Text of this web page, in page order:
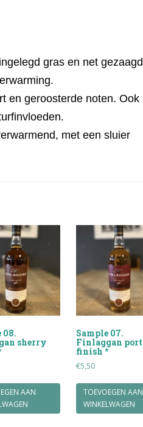
gras en net gezaagd
en geroosterde noten. Ook
met een sluier
08.
sherry
AAN
Sample 07.
Finlaggan port
finish *
€5,50
TOEVOEGEN AAN
WINKELWAGEN